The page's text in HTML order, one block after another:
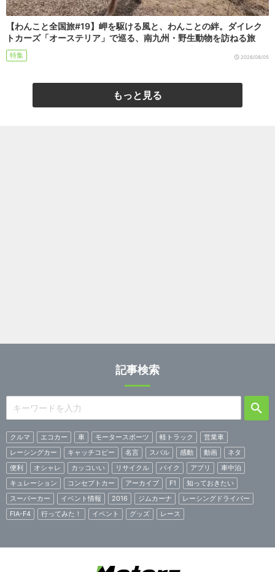
【わんこと全国旅#19】岬を駆ける風と、わんことの絆。ダイレク
トカーズ「オーステリア」で巡る、南九州・野生動物を訪ねる旅
特集 2026/08/05
もっと見る
記事検索
クルマ エコカー 車 モータースポーツ 軽トラック
営業車
レーシングカー
キャッチコピー 名言 スバル 感動 動画
ネタ
便利
オシャレ カッコいい リサイクル バイク アプリ
車中泊
キュレーション
コンセプトカー アーカイブ F1
知っておきたい
スーパーカー
イベント情報 2016 ジムカーナ
レーシングドライバー
FIA-F4
行ってみた！ イベント グッズ レース